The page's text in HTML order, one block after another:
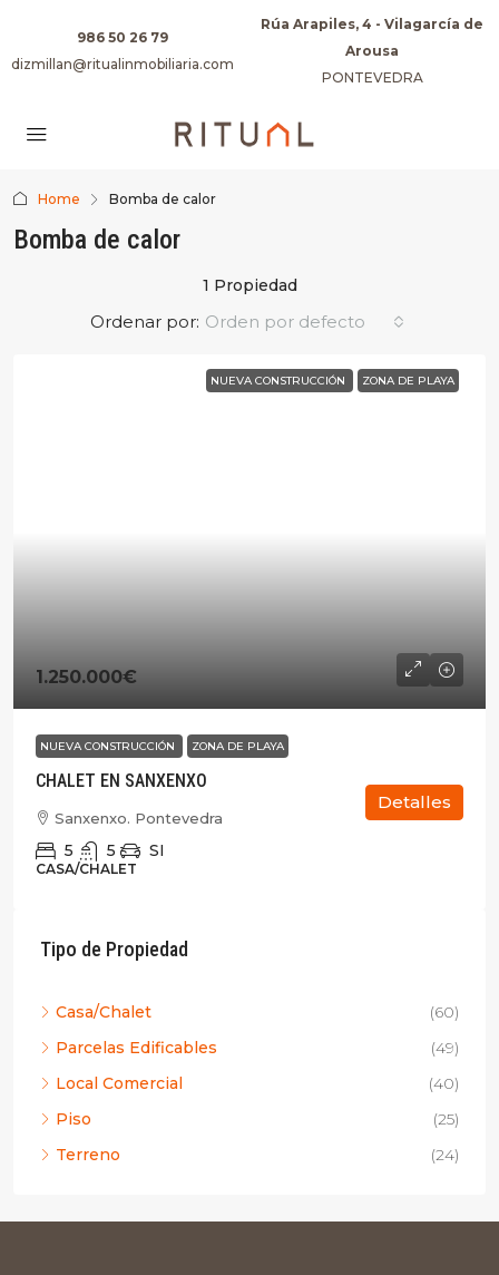
986 50 26 79
dizmillan@ritualinmobiliaria.com
Rúa Arapiles, 4 - Vilagarcía de
Arousa
PONTEVEDRA
Home Bomba de calor
Bomba de calor
1 Propiedad
Ordenar por: Orden por defecto
NUEVA CONSTRUCCIÓN ZONA DE PLAYA
1.250.000€
NUEVA CONSTRUCCIÓN ZONA DE PLAYA
CHALET EN SANXENXO
Sanxenxo. Pontevedra
5 5 SI
CASA/CHALET
Detalles
Tipo de Propiedad
Casa/Chalet
(60)
Parcelas Edificables
(49)
Local Comercial
(40)
Piso
(25)
Terreno
(24)